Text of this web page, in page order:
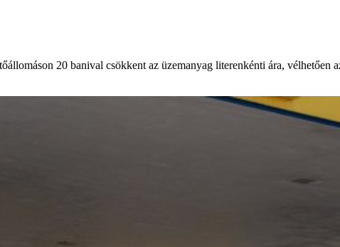
20 banival csökkent az üzemanyag literenkénti ára, vélhetően